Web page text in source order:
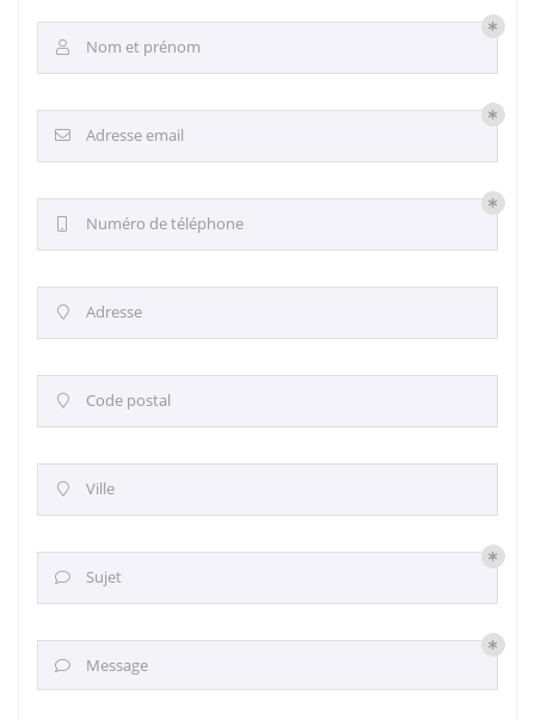
 Nom et prénom
 Adresse email
Numéro de téléphone
 Adresse
 Code postal
 Ville
 Sujet
 Message